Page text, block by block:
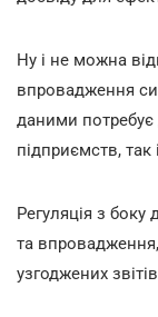
Ну і не можна
впровадження
даними потребує
підприємств, так
Регуляція з боку
та
узгоджених